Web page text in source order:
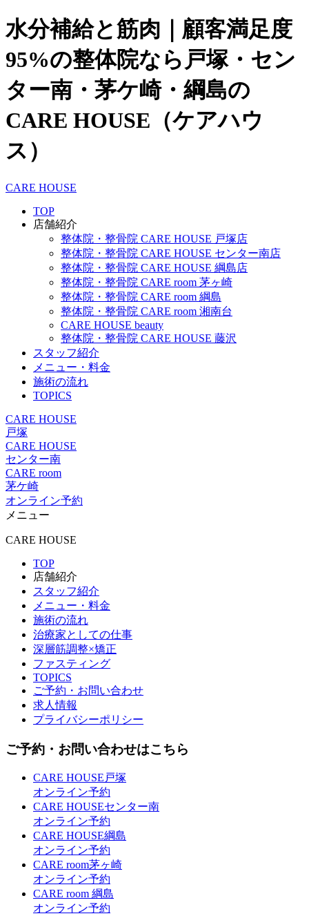
水分補給と筋肉｜顧客満足度
95%の整体院なら戸塚・セン
ター南・茅ケ崎・綱島の
CARE HOUSE（ケアハウ
ス）
CARE HOUSE
TOP
店舗紹介
整体院・整骨院 CARE HOUSE 戸塚店
整体院・整骨院 CARE HOUSE センター南店
整体院・整骨院 CARE HOUSE 綱島店
整体院・整骨院 CARE room 茅ヶ崎
整体院・整骨院 CARE room 綱島
整体院・整骨院 CARE room 湘南台
CARE HOUSE beauty
整体院・整骨院 CARE HOUSE 藤沢
スタッフ紹介
メニュー・料金
施術の流れ
TOPICS
CARE HOUSE
戸塚
CARE HOUSE
センター南
CARE room
茅ケ崎
オンライン予約
メニュー
CARE HOUSE
TOP
店舗紹介
スタッフ紹介
メニュー・料金
施術の流れ
治療家としての仕事
深層筋調整×矯正
ファスティング
TOPICS
ご予約・お問い合わせ
求人情報
プライバシーポリシー
ご予約・お問い合わせはこちら
CARE HOUSE戸塚
オンライン予約
CARE HOUSEセンター南
オンライン予約
CARE HOUSE綱島
オンライン予約
CARE room茅ヶ崎
オンライン予約
CARE room 綱島
オンライン予約